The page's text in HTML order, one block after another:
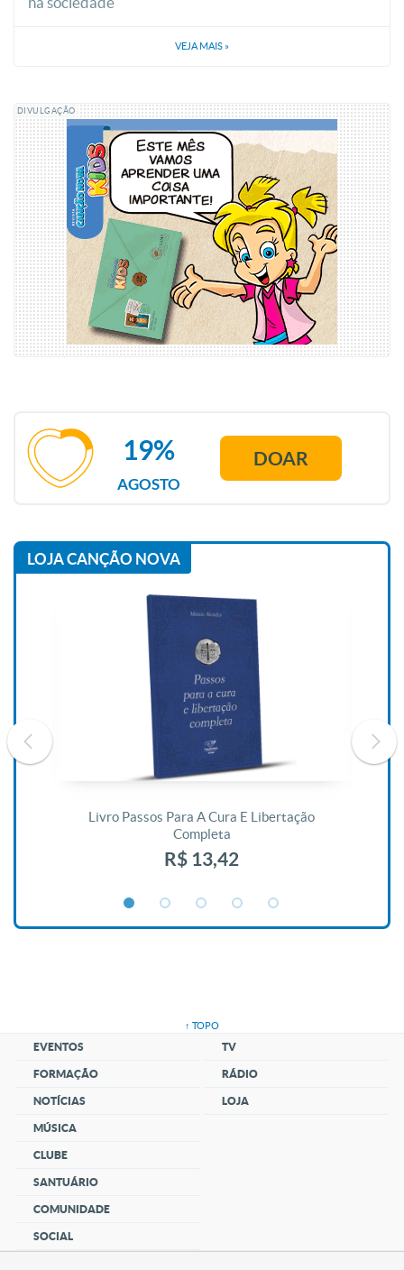
VEJA MAIS »
DIVULGAÇÃO
AGOSTO
19% DOAR
LOJA CANÇÃO NOVA
Livro Passos Para A Cura E Libertação
Completa
R$ 13,42
↑ TOPO
EVENTOS
FORMAÇÃO
NOTÍCIAS
MÚSICA
CLUBE
SANTUÁRIO
COMUNIDADE
SOCIAL
TV
RÁDIO
LOJA